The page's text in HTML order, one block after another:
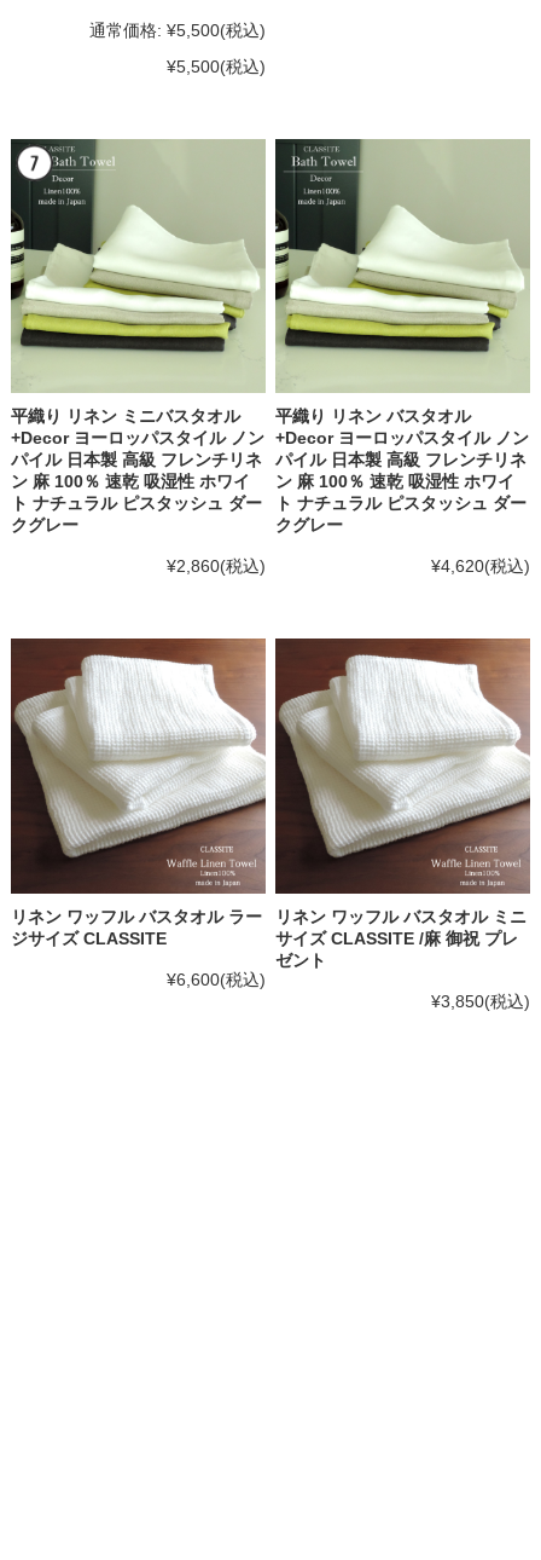
通常価格: ¥5,500(税込)
¥5,500(税込)
平織り リネン ミニバスタオル
+Decor ヨーロッパスタイル ノン
パイル 日本製 高級 フレンチリネ
ン 麻 100％ 速乾 吸湿性 ホワイ
ト ナチュラル ピスタッシュ ダー
クグレー
¥2,860(税込)
平織り リネン バスタオル
+Decor ヨーロッパスタイル ノン
パイル 日本製 高級 フレンチリネ
ン 麻 100％ 速乾 吸湿性 ホワイ
ト ナチュラル ピスタッシュ ダー
クグレー
¥4,620(税込)
リネン ワッフル バスタオル ラー
ジサイズ CLASSITE
¥6,600(税込)
リネン ワッフル バスタオル ミニ
サイズ CLASSITE /麻 御祝 プレ
ゼント
¥3,850(税込)